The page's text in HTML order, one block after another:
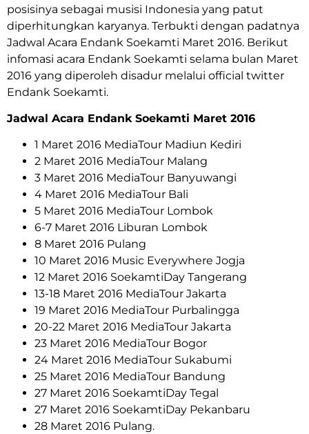
posisinya sebagai musisi Indonesia yang patut
diperhitungkan karyanya. Terbukti dengan padatnya
Jadwal Acara Endank Soekamti Maret 2016. Berikut
infomasi acara Endank Soekamti selama bulan Maret
2016 yang diperoleh disadur melalui official twitter
Endank Soekamti.
Jadwal Acara Endank Soekamti Maret 2016
1 Maret 2016 MediaTour Madiun Kediri
2 Maret 2016 MediaTour Malang
3 Maret 2016 MediaTour Banyuwangi
4 Maret 2016 MediaTour Bali
5 Maret 2016 MediaTour Lombok
6-7 Maret 2016 Liburan Lombok
8 Maret 2016 Pulang
10 Maret 2016 Music Everywhere Jogja
12 Maret 2016 SoekamtiDay Tangerang
13-18 Maret 2016 MediaTour Jakarta
19 Maret 2016 MediaTour Purbalingga
20-22 Maret 2016 MediaTour Jakarta
23 Maret 2016 MediaTour Bogor
24 Maret 2016 MediaTour Sukabumi
25 Maret 2016 MediaTour Bandung
27 Maret 2016 SoekamtiDay Tegal
27 Maret 2016 SoekamtiDay Pekanbaru
28 Maret 2016 Pulang.